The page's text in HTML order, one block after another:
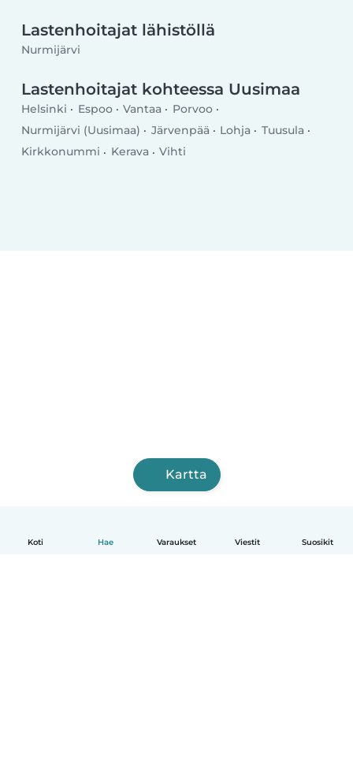
Koti Hae Varaukset Viestit Suosikit
Lastenhoitajat lähistöllä
Nurmijärvi
Lastenhoitajat kohteessa Uusimaa
Helsinki Espoo Vantaa
Porvoo
Nurmijärvi (Uusimaa)
Järvenpää Lohja
Tuusula
Kirkkonummi
Kerava Vihti
Kartta